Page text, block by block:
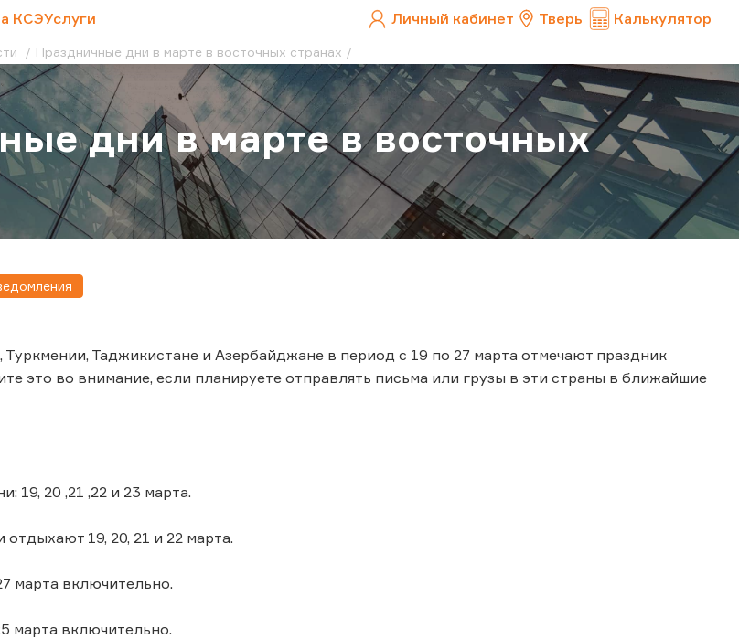
КСЭУслуги Личный кабинет Тверь Калькулятор
Праздничные дни в марте в восточных странах
дни в марте в восточных
Туркмении, Таджикистане и Азербайджане в период с 19 по 27 марта отмечают праздник
это во внимание, если планируете отправлять письма или грузы в эти страны в ближайшие
19, 20 ,21 ,22 и 23 марта.
19, 20, 21 и 22 марта.
марта включительно.
марта включительно.